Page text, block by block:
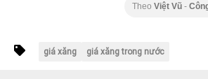
Theo Việt Vũ -
giá xăng giá xăng trong nước